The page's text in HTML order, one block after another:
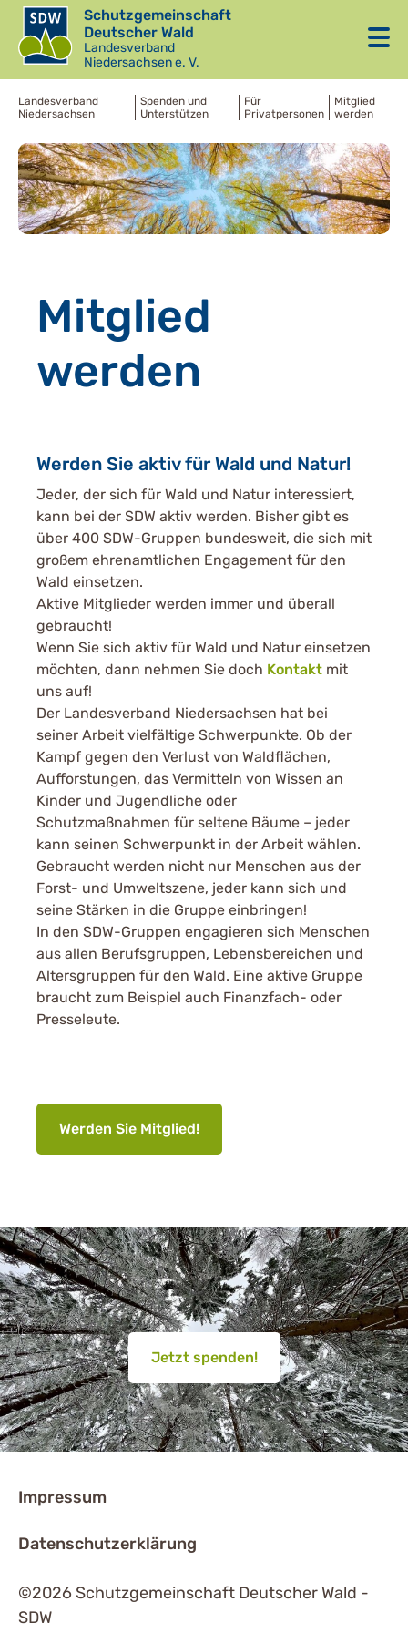
Schutzgemeinschaft
Deutscher Wald
Landesverband
Niedersachsen e. V.
Landesverband
Niedersachsen
Spenden und
Unterstützen
Für
Privatpersonen
Mitglied
werden
Mitglied
werden
Werden Sie aktiv für Wald und Natur!
Jeder, der sich für Wald und Natur interessiert,
kann bei der SDW aktiv werden. Bisher gibt es
über 400 SDW-Gruppen bundesweit, die sich mit
großem ehrenamtlichen Engagement für den
Wald einsetzen.
Aktive Mitglieder werden immer und überall
gebraucht!
Wenn Sie sich aktiv für Wald und Natur einsetzen
möchten, dann nehmen Sie doch Kontakt mit
uns auf!
Der Landesverband Niedersachsen hat bei
seiner Arbeit vielfältige Schwerpunkte. Ob der
Kampf gegen den Verlust von Waldflächen,
Aufforstungen, das Vermitteln von Wissen an
Kinder und Jugendliche oder
Schutzmaßnahmen für seltene Bäume – jeder
kann seinen Schwerpunkt in der Arbeit wählen.
Gebraucht werden nicht nur Menschen aus der
Forst- und Umweltszene, jeder kann sich und
seine Stärken in die Gruppe einbringen!
In den SDW-Gruppen engagieren sich Menschen
aus allen Berufsgruppen, Lebensbereichen und
Altersgruppen für den Wald. Eine aktive Gruppe
braucht zum Beispiel auch Finanzfach- oder
Presseleute.
Werden Sie Mitglied!
Jetzt spenden!
©2026 Schutzgemeinschaft Deutscher Wald -
SDW
Impressum
Datenschutzerklärung